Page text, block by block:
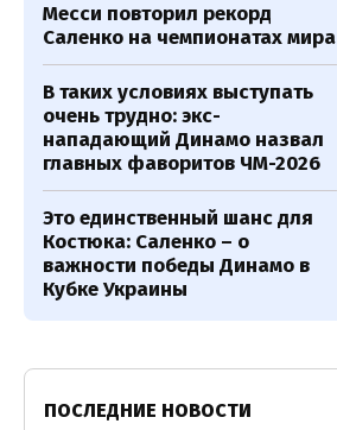
Месси повторил рекорд
Саленко на чемпионатах мира
В таких условиях выступать
очень трудно: экс-
нападающий Динамо назвал
главных фаворитов ЧМ-2026
Это единственный шанс для
Костюка: Саленко – о
важности победы Динамо в
Кубке Украины
ПОСЛЕДНИЕ НОВОСТИ